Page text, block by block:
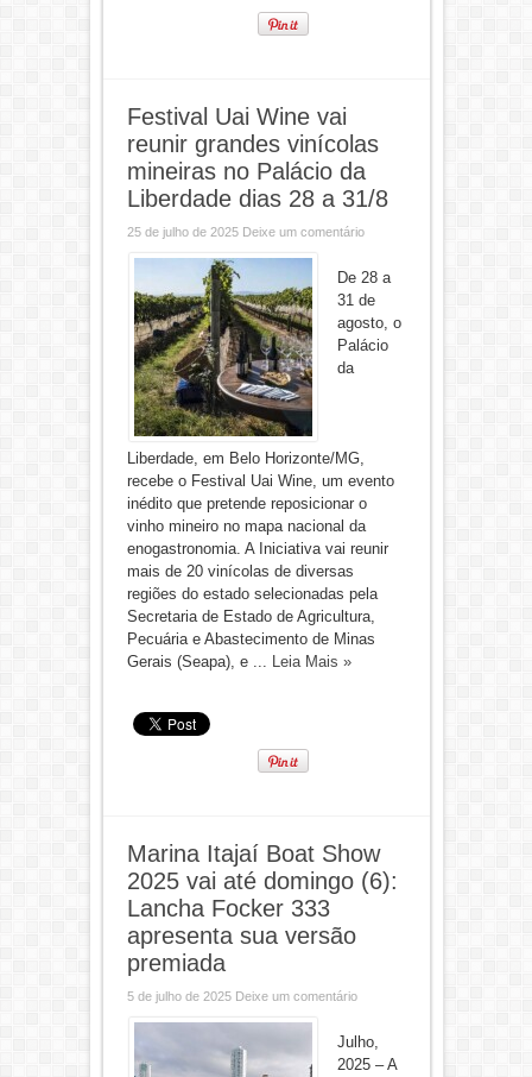
Festival Uai Wine vai
reunir grandes vinícolas
mineiras no Palácio da
Liberdade dias 28 a 31/8
25 de julho de 2025 Deixe um comentário
De 28 a
31 de
agosto, o
Palácio
da
Liberdade, em Belo Horizonte/MG,
recebe o Festival Uai Wine, um evento
inédito que pretende reposicionar o
vinho mineiro no mapa nacional da
enogastronomia. A Iniciativa vai reunir
mais de 20 vinícolas de diversas
regiões do estado selecionadas pela
Secretaria de Estado de Agricultura,
Pecuária e Abastecimento de Minas
Gerais (Seapa), e ... Leia Mais »
Marina Itajaí Boat Show
2025 vai até domingo (6):
Lancha Focker 333
apresenta sua versão
premiada
5 de julho de 2025 Deixe um comentário
Julho,
2025 – A